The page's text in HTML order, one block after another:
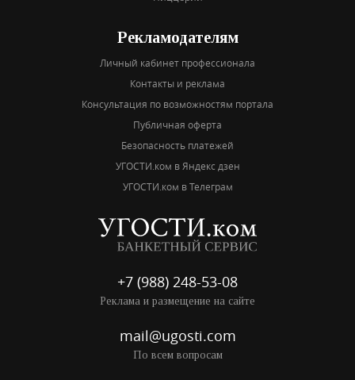
Рекламодателям
Личный кабинет профессионала
Контакты и реклама
Консультация по возможностям портала
Публичная оферта
Безопасность платежей
УГОСТИ.ком в Яндекс дзен
УГОСТИ.ком в Телеграм
+7 (988) 248-53-08
Реклама и размещение на сайте
mail@ugosti.com
По всем вопросам